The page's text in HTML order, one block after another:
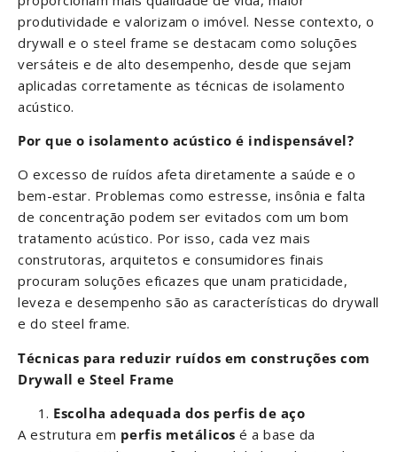
produtividade e valorizam o imóvel. Nesse contexto, o
drywall e o steel frame se destacam como soluções
versáteis e de alto desempenho, desde que sejam
aplicadas corretamente as técnicas de isolamento
acústico.
Por que o isolamento acústico é indispensável?
O excesso de ruídos afeta diretamente a saúde e o
bem-estar. Problemas como estresse, insônia e falta
de concentração podem ser evitados com um bom
tratamento acústico. Por isso, cada vez mais
construtoras, arquitetos e consumidores finais
procuram soluções eficazes que unam praticidade,
leveza e desempenho são as características do drywall
e do steel frame.
Técnicas para reduzir ruídos em construções com
Drywall e Steel Frame
Escolha adequada dos perfis de aço
A estrutura em perfis metálicos é a base da